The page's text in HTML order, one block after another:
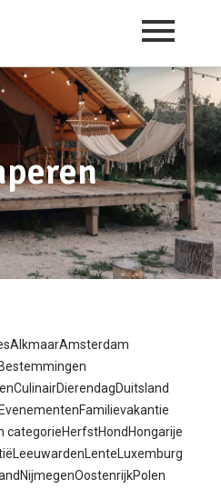
AlkmaarAmsterdam
Bestemmingen
CulinairDierendagDuitsland
EvenementenFamilievakantie
categorieHerfstHond Hongarije
LeeuwardenLenteLuxemburg
NijmegenOostenrijkPolen